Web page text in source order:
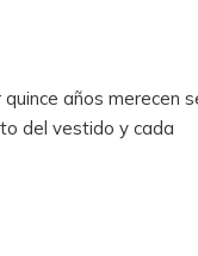
años merecen
del vestido y cada